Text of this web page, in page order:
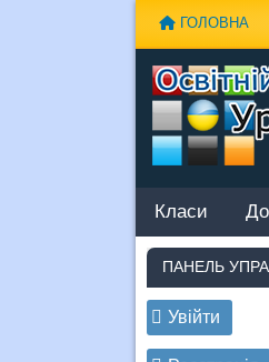
ГОЛОВНА
Класи
ПАНЕЛЬ
Увійти